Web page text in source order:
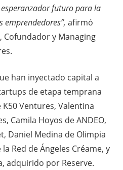
futuro para la
emprendedores”, afirmó
Cofundador y Managing
han inyectado capital a
de etapa temprana
Ventures, Valentina
Camila Hoyos de ANDEO,
Daniel Medina de Olimpia
Red de Ángeles Créame, y
adquirido por Reserve.